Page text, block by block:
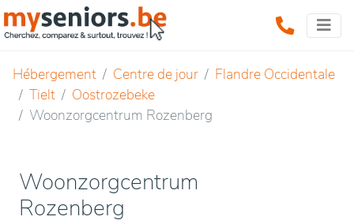
Hébergement Centre de jour
Flandre Occidentale
Tielt
Oostrozebeke
Woonzorgcentrum Rozenberg
Woonzorgcentrum
Rozenberg